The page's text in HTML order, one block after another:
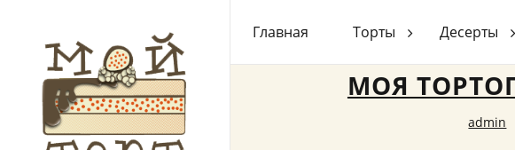
Главная Торты Десерты
МОЯ
admin